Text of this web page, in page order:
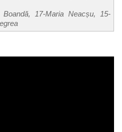
17-Maria Neacșu, 15-